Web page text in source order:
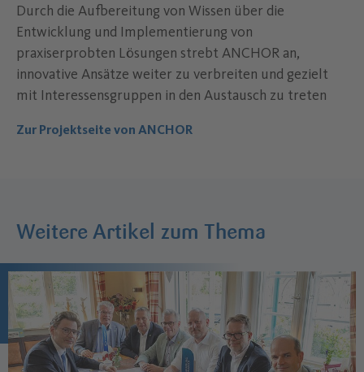
Durch die Aufbereitung von Wissen über die
Entwicklung und Implementierung von
praxiserprobten Lösungen strebt ANCHOR an,
innovative Ansätze weiter zu verbreiten und gezielt
mit Interessensgruppen in den Austausch zu treten
Zur Projektseite von ANCHOR
Weitere Artikel zum Thema